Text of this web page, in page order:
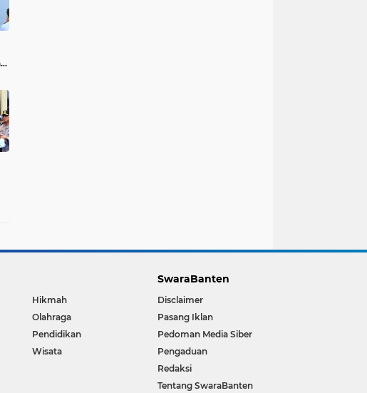
Hikmah
Olahraga
Pendidikan
Wisata
SwaraBanten
Disclaimer
Pasang Iklan
Pedoman Media Siber
Pengaduan
Redaksi
Tentang SwaraBanten